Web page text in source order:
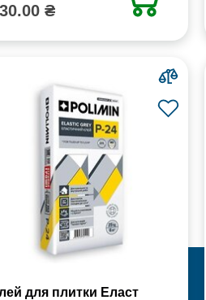
₴
для плитки Еласт